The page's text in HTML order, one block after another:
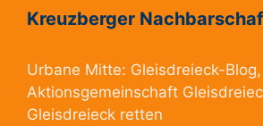
Kreuzberger
Urbane Mitte: Gleisdreieck-Blog,
Aktionsgemeinschaft
Gleisdreieck retten